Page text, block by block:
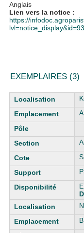
Anglais
Lien vers la notice :
https://
EXEMPLAIRES (3)
Liste des exemplaires